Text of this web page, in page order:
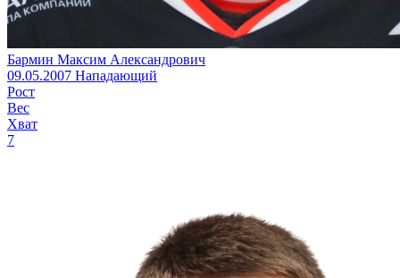
Бармин Максим Александрович
09.05.2007 Нападающий
Рост
Вес
Хват
7